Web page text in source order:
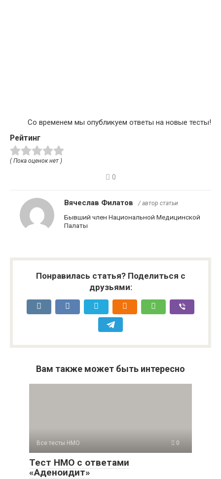
Со временем мы опубликуем ответы на новые тесты!
Рейтинг
( Пока оценок нет )
0
Вячеслав Филатов / автор статьи
Бывший член Национальной Медицинской
Палаты
Понравилась статья? Поделиться с
друзьями:
Вам также может быть интересно
Все тесты НМО 0
Тест НМО с ответами
«Аденоидит»